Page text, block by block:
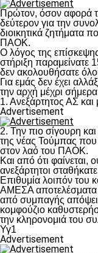
Πρώτον, όσον αφορά
δεύτερον για την
διοικητικά ζητήματα
ΠΑΟΚ.
Ο λόγος της
στήριξη παραμείνατε
δεν ακολουθήσατε
Για εμάς δεν έχει
την αρχή μέχρι
1. Ανεξάρτητος ΑΣ και
Advertisement
2. Την πιο σίγουρη
της νέας Τούμπας που
στον λαό του ΠΑΟΚ.
Και από ότι φαίνεται,
ανεξάρτητοι
Επιθυμία λοιπόν του
ΑΜΕΣΑ αποτελέσματα
από συμπαγής απόψεις
κομφούζιο
την κληρονομιά του
Υγ1
Advertisement